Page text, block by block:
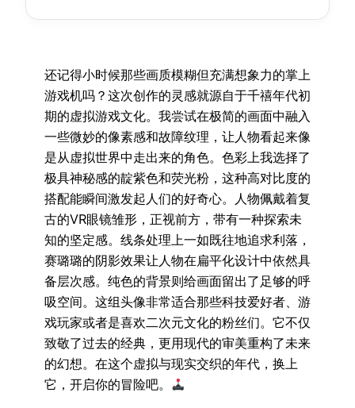
还记得小时候那些画质模糊但充满想象力的掌上
游戏机吗？这次创作的灵感就源自于千禧年代初
期的虚拟游戏文化。我尝试在极简的画面中融入
一些微妙的像素感和故障纹理，让人物看起来像
是从虚拟世界中走出来的角色。色彩上我选择了
极具神秘感的靛紫色和荧光粉，这种高对比度的
搭配能瞬间激发起人们的好奇心。人物佩戴着复
古的VR眼镜雏形，正视前方，带有一种探索未
知的坚定感。线条处理上一如既往地追求利落，
赛璐璐的阴影效果让人物在扁平化设计中依然具
备层次感。纯色的背景则给画面留出了足够的呼
吸空间。这组头像非常适合那些科技爱好者、游
戏玩家或者是喜欢二次元文化的粉丝们。它不仅
致敬了过去的经典，更用现代的审美重构了未来
的幻想。在这个虚拟与现实交织的年代，换上
它，开启你的冒险吧。